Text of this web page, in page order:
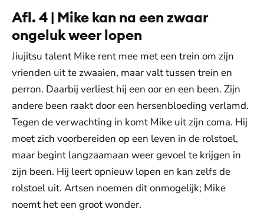
Afl. 4 | Mike kan na een zwaar
ongeluk weer lopen
Jiujitsu talent Mike rent mee met een trein om zijn
vrienden uit te zwaaien, maar valt tussen trein en
perron. Daarbij verliest hij een oor en een been. Zijn
andere been raakt door een hersenbloeding verlamd.
Tegen de verwachting in komt Mike uit zijn coma. Hij
moet zich voorbereiden op een leven in de rolstoel,
maar begint langzaamaan weer gevoel te krijgen in
zijn been. Hij leert opnieuw lopen en kan zelfs de
rolstoel uit. Artsen noemen dit onmogelijk; Mike
noemt het een groot wonder.